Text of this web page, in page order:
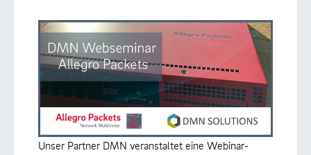
Unser Partner DMN veranstaltet eine Webinar-
Support
Produkt-Handbuch
Training
Karriere